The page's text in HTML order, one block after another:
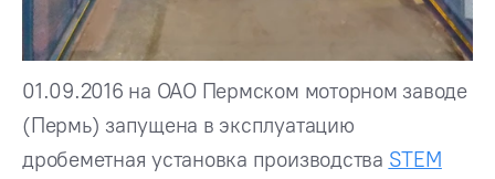
01.09.2016 на ОАО Пермском моторном заводе
(Пермь) запущена в эксплуатацию
дробеметная установка производства STEM